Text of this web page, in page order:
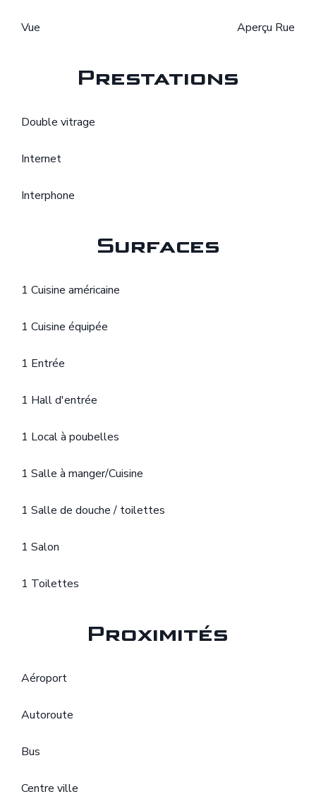
Vue Aperçu Rue
Prestations
Double vitrage
Internet
Interphone
Surfaces
1 Cuisine américaine
1 Cuisine équipée
1 Entrée
1 Hall d'entrée
1 Local à poubelles
1 Salle à manger/Cuisine
1 Salle de douche / toilettes
1 Salon
1 Toilettes
Proximités
Aéroport
Autoroute
Bus
Centre ville